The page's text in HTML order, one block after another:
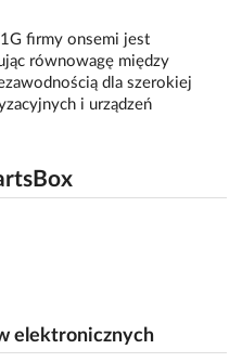
firmy onsemi jest
równowagę między
dla szerokiej
i urządzeń
elektronicznych